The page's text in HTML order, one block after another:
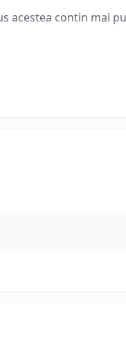
acestea contin mai